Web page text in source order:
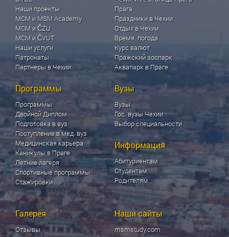
Наши проекты
МСМ и MSM Academy
МСМ и ČZU
МСМ и ČVUT
Наши услуги
Патронаты
Партнеры в Чехии
Прага
Праздники в Чехии
Отдых в Чехии
Время. погода
Курс валют
Пражский зоопарк
Аквапарк в Праге
Программы
Программы
Двойной Диплом
Подготовка в вуз
Поступление в мед. вуз
Медицинская карьера
Каникулы в Праге
Летние лагеря
Спортивные программы
Стажировки
Вузы
Вузы
Гос. вузы Чехии
Выбор специальности
Информация
Абитуриентам
Студентам
Родителям
Галерея
Отзывы
Наши сайты
msmstudy.com